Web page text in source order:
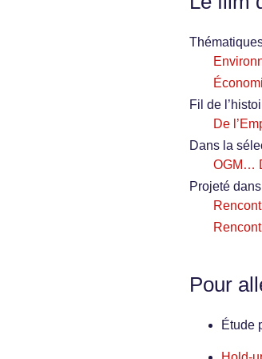
Fil de
De
Dans la
OGM…
Projeté
Pour
Étude